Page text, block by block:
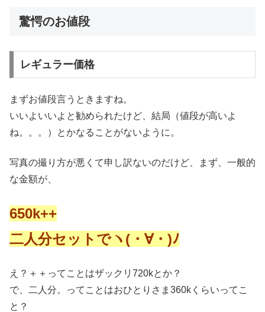
驚愕のお値段
レギュラー価格
まずお値段言うときますね。
いいよいいよと勧められたけど、結局（値段が高いよ
ね。。。）とかなることがないように。
写真の撮り方が悪くて申し訳ないのだけど、まず、一般的
な金額が、
650k++
二人分セットでヽ(・∀・)ﾉ
え？＋＋ってことはザックリ720kとか？
で、二人分。ってことはおひとりさま360kくらいってこ
と？